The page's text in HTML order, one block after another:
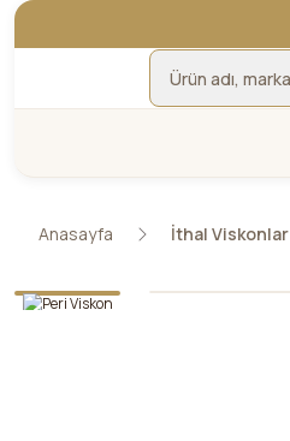
Anasayfa İthal Viskonlar